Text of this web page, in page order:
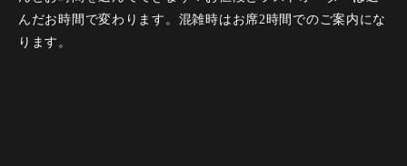
●ピリッと辛めのにらソースにぷりぷり水餃子を絡めてお召し
んだお時間で変わります。混雑時はお席2時間でのご案内にな
ります。